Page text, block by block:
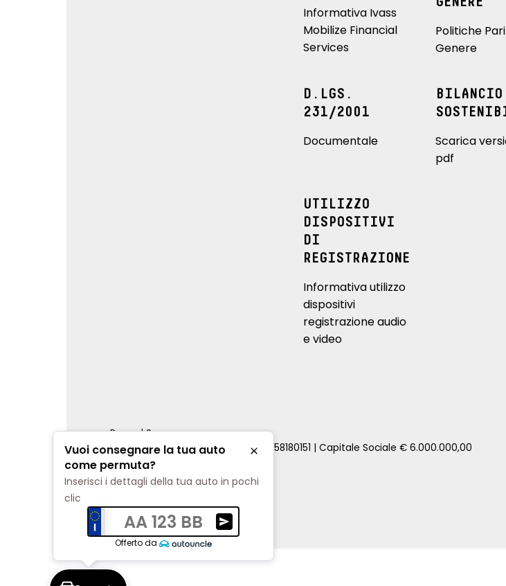
Informativa Ivass
Mobilize Financial
Services
Politiche
Genere
D.LGS.
231/2001
Documentale
Scarica
pdf
UTILIZZO
DISPOSITIVI
DI
REGISTRAZIONE
Informativa utilizzo
dispositivi
registrazione audio
e video
Renord S.p.a.
REA Milano 810796 | P.IVA e C.F. 00858180151 | Capitale Sociale € 6.000.000,00
Cookie Policy
Privacy Policy
Impostazioni di tracciamento
Vuoi consegnare la tua auto
come permuta?
Chiudi
Inserisci i dettagli della tua auto in pochi
clic
AA 123 BB
Ricevi una valutazione della tua auto senza impegno
Offerto da